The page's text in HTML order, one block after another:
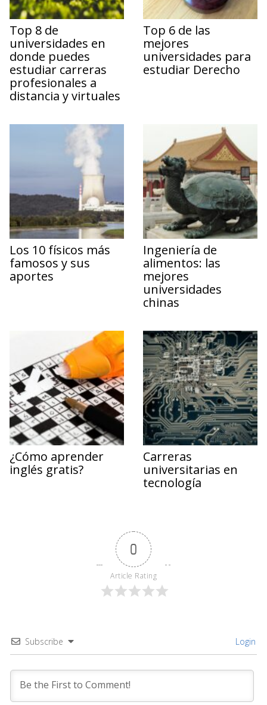
Top 8 de
universidades en
donde puedes
estudiar carreras
profesionales a
distancia y virtuales
Top 6 de las
mejores
universidades para
estudiar Derecho
Los 10 físicos más
famosos y sus
aportes
Ingeniería de
alimentos: las
mejores
universidades
chinas
¿Cómo aprender
inglés gratis?
Carreras
universitarias en
tecnología
0
Article Rating
Subscribe Login